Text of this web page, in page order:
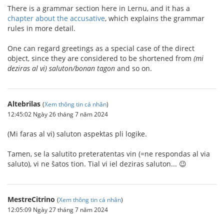
There is a grammar section here in Lernu, and it has a
chapter about the accusative, which explains the grammar
rules in more detail.
One can regard greetings as a special case of the direct
object, since they are considered to be shortened from (mi
deziras al vi) saluton/bonan tagon and so on.
Altebrilas (Xem thông tin cá nhân)
12:45:02 Ngày 26 tháng 7 năm 2024
(Mi faras al vi) saluton aspektas pli logike.
Tamen, se la salutito preteratentas vin (=ne respondas al via
saluto), vi ne ŝatos tion. Tial vi iel deziras saluton... 😉
MestreCitrino (Xem thông tin cá nhân)
12:05:09 Ngày 27 tháng 7 năm 2024